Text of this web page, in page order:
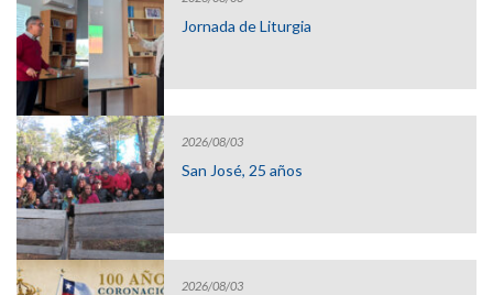
Jornada de Liturgia
2026/08/03
San José, 25 años
2026/08/03